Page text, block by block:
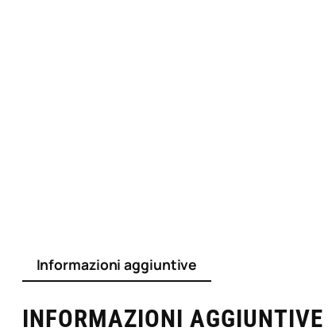
Informazioni aggiuntive
INFORMAZIONI AGGIUNTIVE